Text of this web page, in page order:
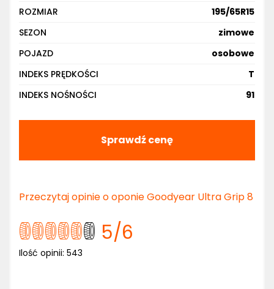
ROZMIAR
195/65R15
SEZON
zimowe
POJAZD
osobowe
INDEKS PRĘDKOŚCI
T
INDEKS NOŚNOŚCI
91
Sprawdź cenę
Przeczytaj opinie o oponie Goodyear Ultra Grip 8
5/6
Ilość opinii: 543